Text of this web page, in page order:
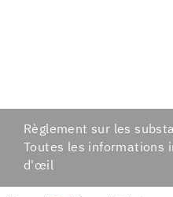
Règlement sur les
Toutes les informations
d'œil